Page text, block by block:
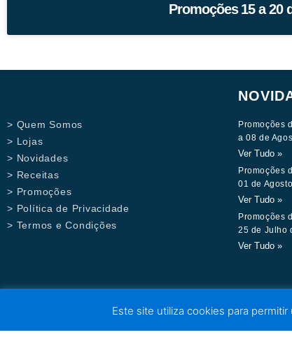
Promoções 15 a 20
> Quem Somos
> Lojas
> Novidades
> Receitas
> Promoções
> Política de Privacidade
> Termos e Condições
Promoções
a 08 de
Ver Tudo »
Promoções
01 de
Ver Tudo »
Promoções
25 de Julho
Ver Tudo »
Este site utiliza cookies para